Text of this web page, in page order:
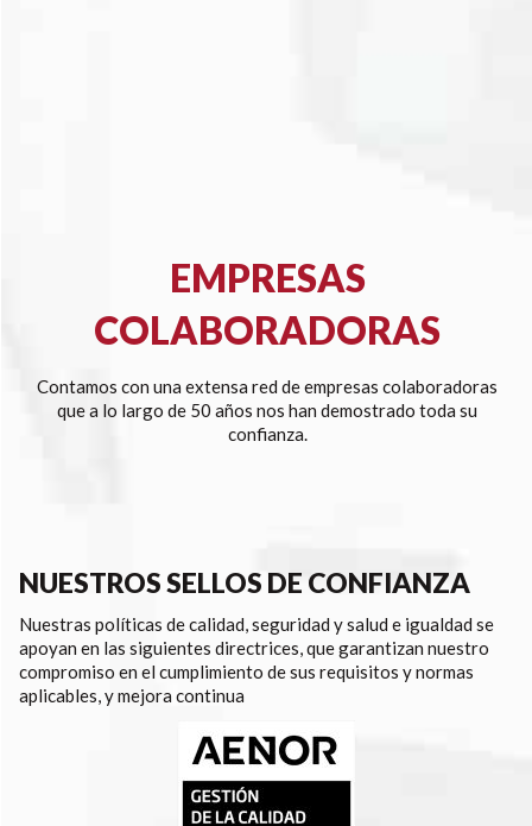
EMPRESAS
COLABORADORAS
Contamos con una extensa red de empresas colaboradoras
que a lo largo de 50 años nos han demostrado toda su
confianza.
NUESTROS SELLOS DE CONFIANZA
Nuestras políticas de calidad, seguridad y salud e igualdad se
apoyan en las siguientes directrices, que garantizan nuestro
compromiso en el cumplimiento de sus requisitos y normas
aplicables, y mejora continua